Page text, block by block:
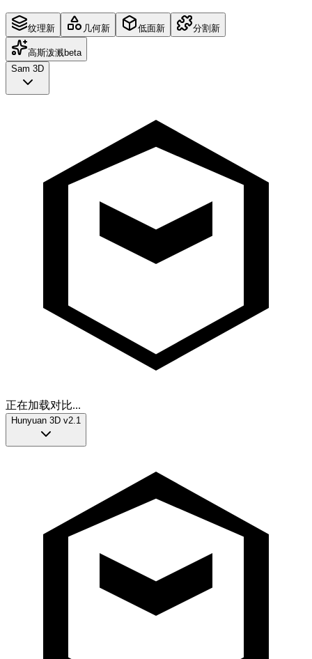
纹理新 几何新 低面新 分割 新
高斯泼溅 beta
Sam 3D
正在加载对比...
Hunyuan 3D v2.1